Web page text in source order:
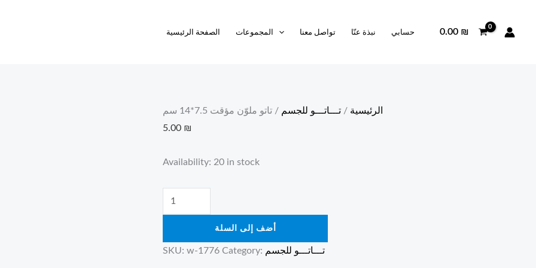
الصفحة الرئيسية المجموعات تواصل معنا نبذة عنّا حسابي 0.00 ₪
الرئيسية / تـــاتـــو للجسم / تاتو ملوّن مؤقت 7.5*14 سم
5.00 ₪
Availability: 20 in stock
أضف إلى السلة
SKU: w-1776 Category: تـــاتـــو للجسم